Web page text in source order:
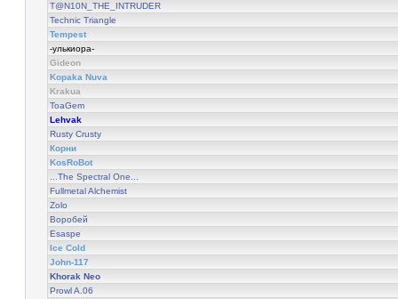
T@N10N_THE_INTRUDER
Technic Triangle
Tempest
-улькиора-
Gideon
Kopaka Nuva
Krakua
ToaGem
Lehvak
Rusty Crusty
Корни
KosRoBot
...The Spectral One...
Fullmetal Alchemist
Zolo
Воробей
Esaspe
Ice Cold
John-117
Khorak Neo
Prowl A.06